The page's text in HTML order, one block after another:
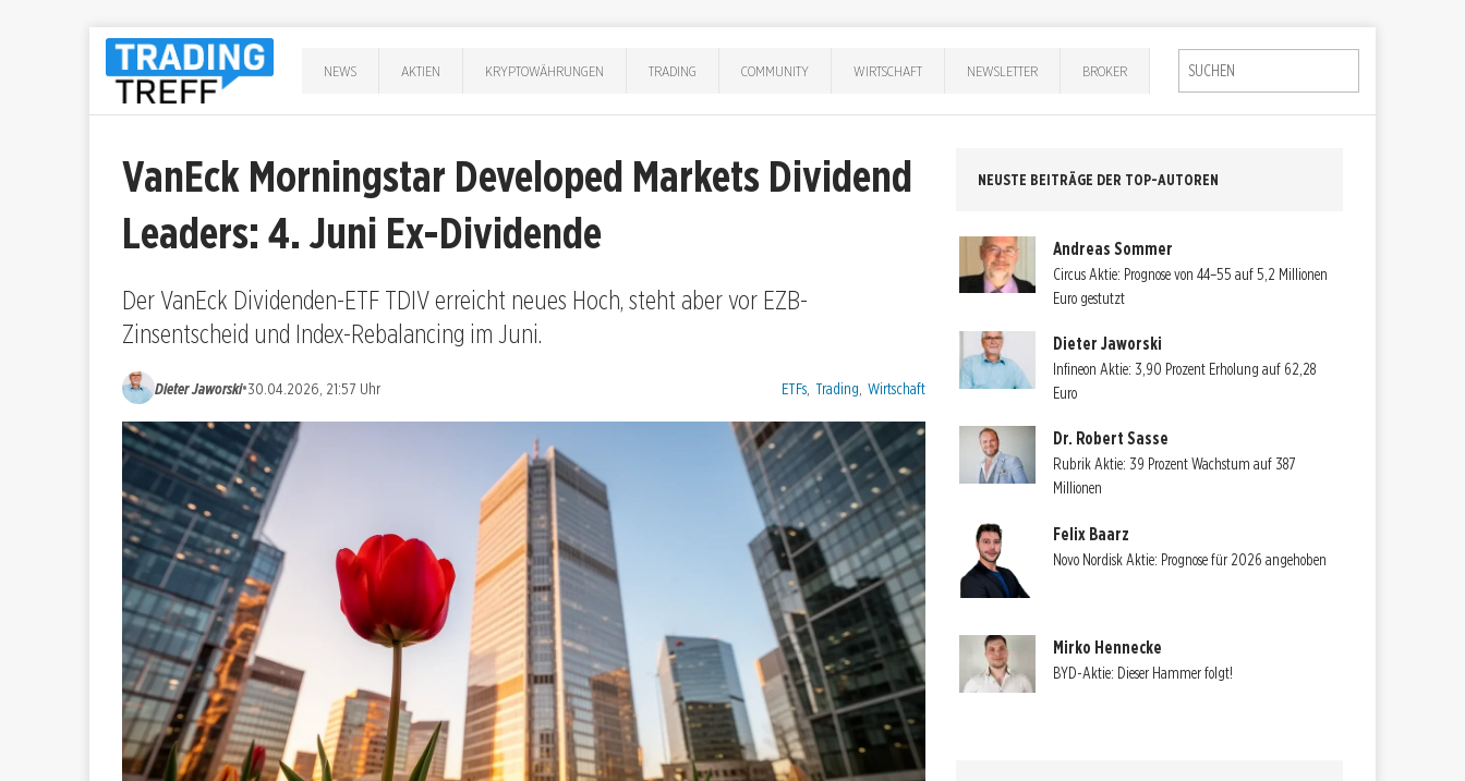
NEWS AKTIEN KRYPTOWÄHRUNGEN TRADING COMMUNITY WIRTSCHAFT NEWSLETTER BROKER
VanEck Morningstar Developed Markets Dividend
Leaders: 4. Juni Ex-Dividende
Der VanEck Dividenden-ETF TDIV erreicht neues Hoch, steht aber vor EZB-
Zinsentscheid und Index-Rebalancing im Juni.
Dieter Jaworski•30.04.2026, 21:57 Uhr Kategorien:
ETFs Trading Wirtschaft
NEUSTE BEITRÄGE DER TOP-AUTOREN
Andreas Sommer
Circus Aktie: Prognose von 44–55 auf 5,2 Millionen
Euro gestutzt
Dieter Jaworski
Infineon Aktie: 3,90 Prozent Erholung auf 62,28
Euro
Dr. Robert Sasse
Rubrik Aktie: 39 Prozent Wachstum auf 387
Millionen
Felix Baarz
Novo Nordisk Aktie: Prognose für 2026 angehoben
Mirko Hennecke
BYD-Aktie: Dieser Hammer folgt!